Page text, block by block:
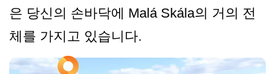
은 당신의 손바닥에 Malá Skála의 거의 전
체를 가지고 있습니다.